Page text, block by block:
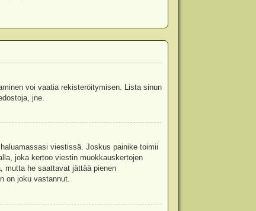
voi vaatia rekisteröitymisen. Lista sinun
jne.
viestissä. Joskus painike toimii
joka kertoo viestin muokkauskertojen
mutta he saattavat jättää pienen
on joku vastannut.